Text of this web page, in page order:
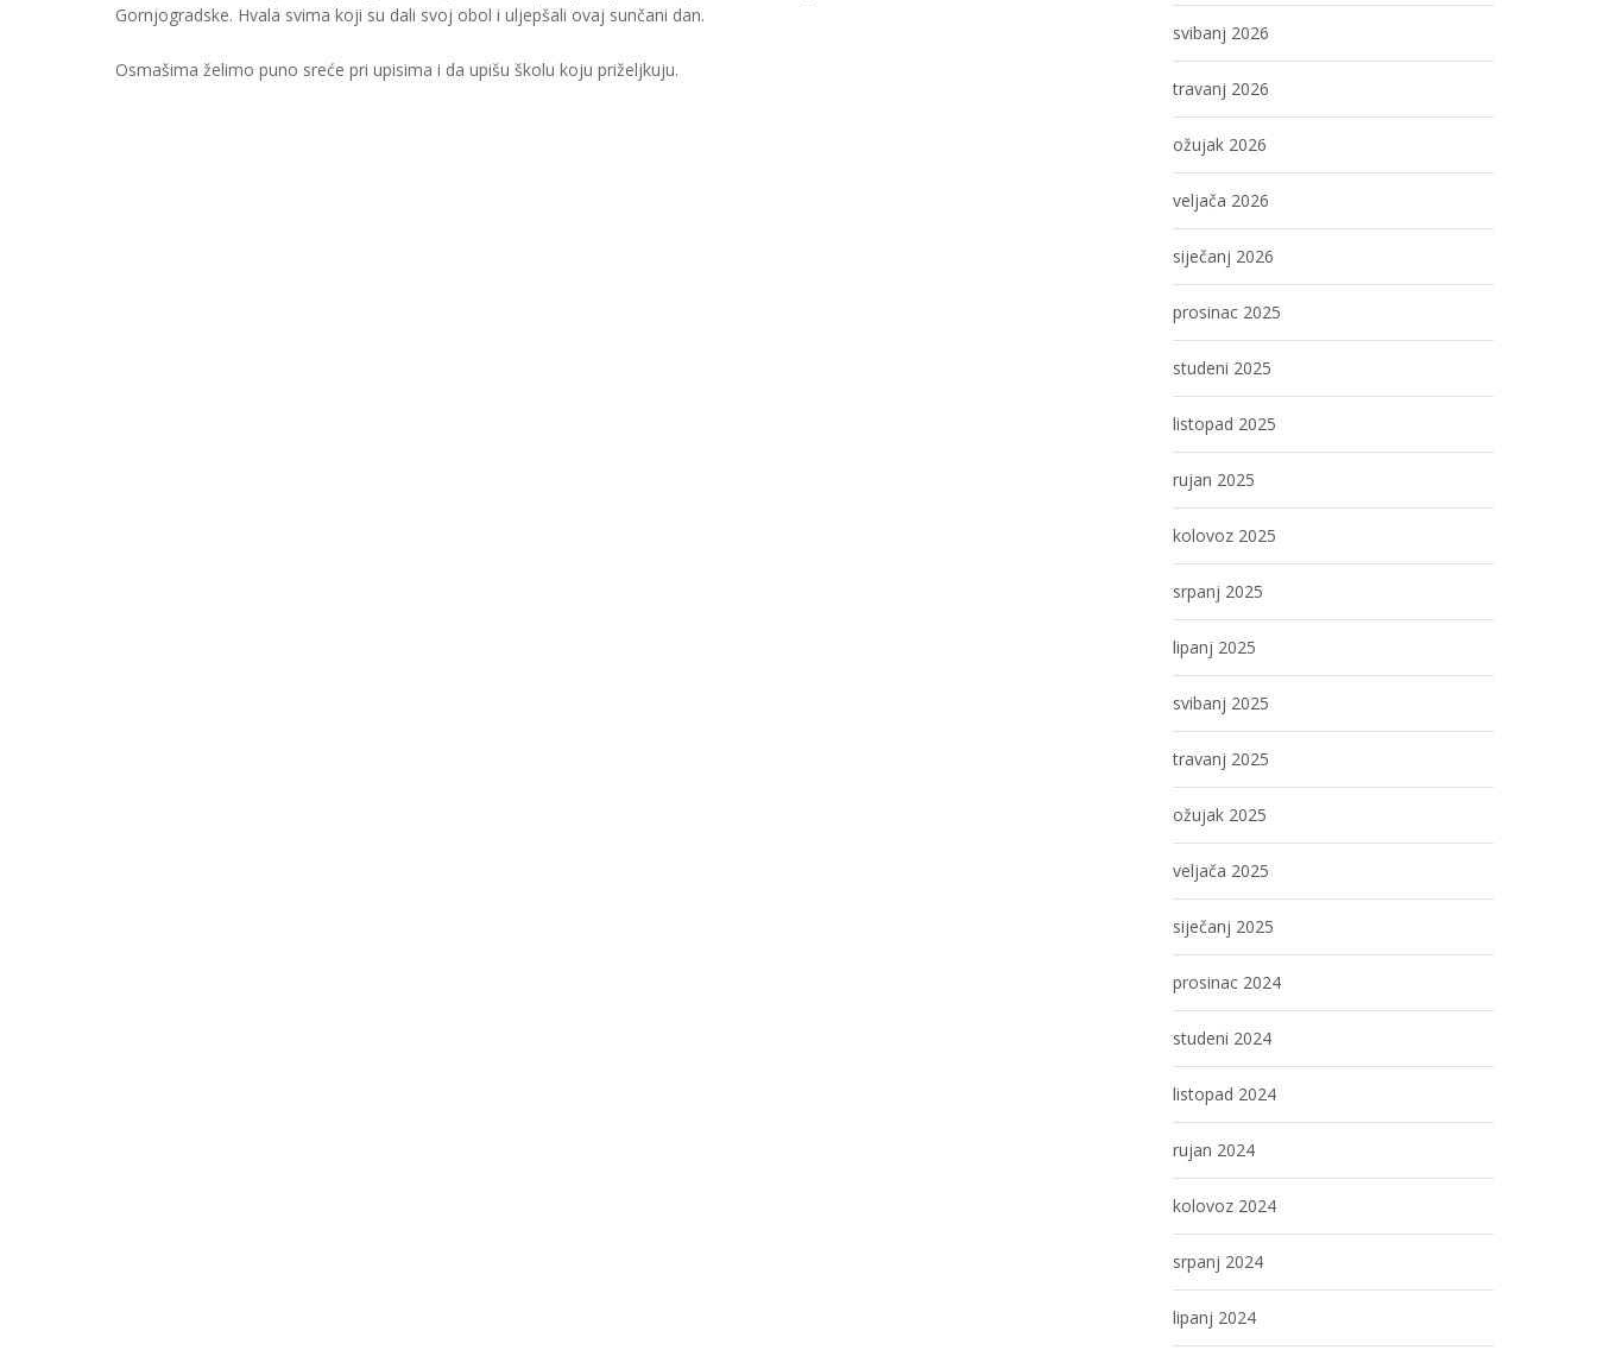
Gornjogradske. Hvala svima koji su dali svoj obol i uljepšali ovaj sunčani dan.
Osmašima želimo puno sreće pri upisima i da upišu školu koju priželjkuju.
svibanj 2026
travanj 2026
ožujak 2026
veljača 2026
siječanj 2026
prosinac 2025
studeni 2025
listopad 2025
rujan 2025
kolovoz 2025
srpanj 2025
lipanj 2025
svibanj 2025
travanj 2025
ožujak 2025
veljača 2025
siječanj 2025
prosinac 2024
studeni 2024
listopad 2024
rujan 2024
kolovoz 2024
srpanj 2024
lipanj 2024